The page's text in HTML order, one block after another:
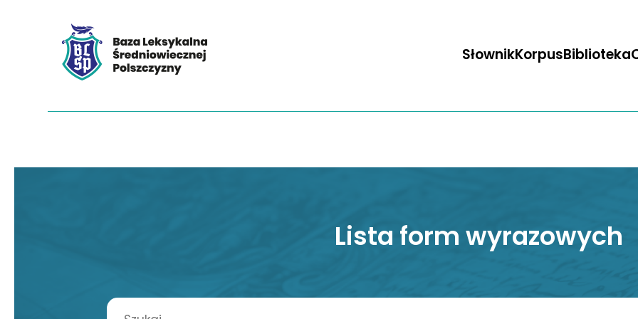
SłownikKorpusBiblioteka
Lista form wyrazowych